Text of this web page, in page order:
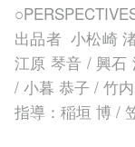
出品者 小松崎
江原 琴音 / 興
/ 小暮 恭子 / 竹
指導：稲垣 博 /